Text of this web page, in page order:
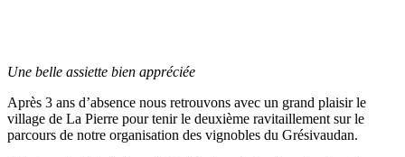
Une belle assiette bien appréciée
Après 3 ans d’absence nous retrouvons avec un grand plaisir le
village de La Pierre pour tenir le deuxième ravitaillement sur le
parcours de notre organisation des vignobles du Grésivaudan.